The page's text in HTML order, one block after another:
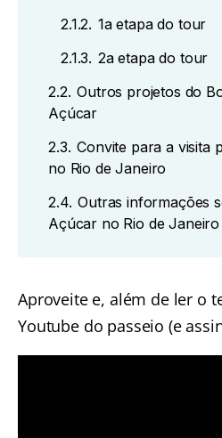
2.1.2. 1a etapa do tour
2.1.3. 2a etapa do tour
2.2. Outros projetos do
Açúcar
2.3. Convite para a visita
no Rio de Janeiro
2.4. Outras informações
Açúcar no Rio de Janeiro
Aproveite e, além de ler o
Youtube do passeio (e